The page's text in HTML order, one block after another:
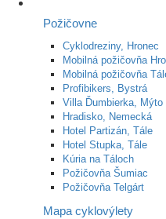
Požičovne
Cyklodreziny, Hronec
Mobilná požičovňa
Mobilná požičovňa
Profibikers, Bystrá
Villa Ďumbierka, Mýto
Hradisko, Nemecká
Hotel Partizán, Tále
Hotel Stupka, Tále
Kúria na Táloch
Požičovňa Šumiac
Požičovňa Telgárt
Mapa cyklovýlety